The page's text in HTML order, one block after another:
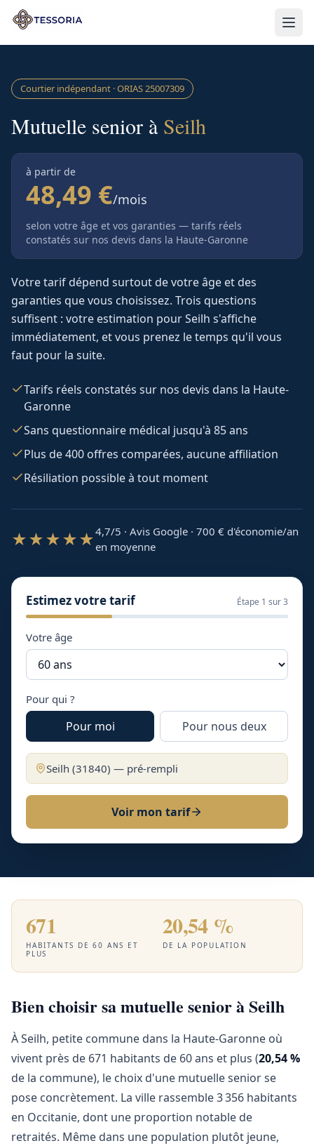
Aller au contenu principal
Courtier indépendant · ORIAS25007309
Mutuelle senior à Seilh
à partir de
48,49 €/mois
selon votre âge et vos garanties — tarifs réels
constatés sur nos devis dans la Haute-Garonne
Votre tarif dépend surtout de votre âge et des
garanties que vous choisissez. Trois questions
suffisent : votre estimation pourSeilh s'affiche
immédiatement, et vous prenez le temps qu'il vous
faut pour la suite.
Tarifs réels constatés sur nos devis dans la Haute-
Garonne
Sans questionnaire médical jusqu'à 85 ans
Plus de 400 offres comparées, aucune affiliation
Résiliation possible à tout moment
★★★★★4,7/5 · Avis Google · 700 € d'économie/an
en moyenne
Estimez votre tarif Étape 1 sur 3
Votre âge
Pour qui ?
Pour moi Pour nous deux
Seilh (31840) — pré-rempli
Voir mon tarif
671
HABITANTS DE 60 ANS ET
PLUS
20,54 %
DE LA POPULATION
Bien choisir sa mutuelle senior à Seilh
À Seilh, petite commune dans la Haute-Garonne où
vivent près de 671 habitants de 60 ans et plus (20,54 %
de la commune), le choix d'une mutuelle senior se
pose concrètement. La ville rassemble 3 356 habitants
en Occitanie, dont une proportion notable de
retraités. Même dans une population plutôt jeune,